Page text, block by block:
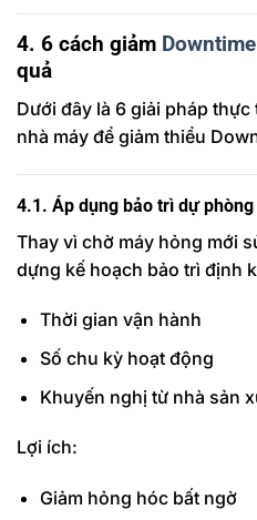
4. 6 cách giảm Downtime
quả
Dưới đây là 6 giải pháp
nhà máy để giảm thiểu
4.1. Áp dụng bảo trì dự
Thay vì chờ máy hỏng mới
dựng kế hoạch bảo trì định
Thời gian vận hành
Số chu kỳ hoạt động
Khuyến nghị từ nhà sản
Lợi ích:
Giảm hỏng hóc bất ngờ